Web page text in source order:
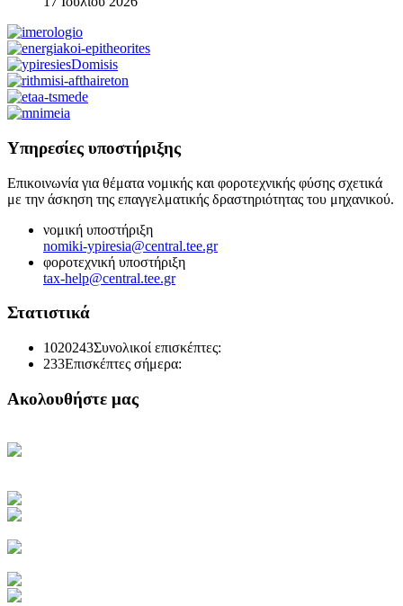
Υπηρεσίες υποστήριξης
Επικοινωνία για θέματα νομικής και φοροτεχνικής φύσης σχετικά
με την άσκηση της επαγγελματικής δραστηριότητας του μηχανικού.
νομική υποστήριξη
nomiki-ypiresia@central.tee.gr
φοροτεχνική υποστήριξη
tax-help@central.tee.gr
Στατιστικά
1020243Συνολικοί επισκέπτες:
233Επισκέπτες σήμερα:
Ακολουθήστε μας